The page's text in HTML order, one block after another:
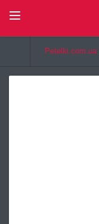
Petelki.com.ua